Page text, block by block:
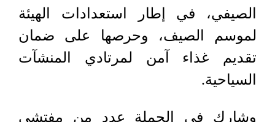
الصيفي، في إطار استعدادات الهيئة
لموسم الصيف، وحرصها على ضمان
تقديم غذاء آمن لمرتادي المنشآت
السياحية.
وشارك في الحملة عدد من مفتشي